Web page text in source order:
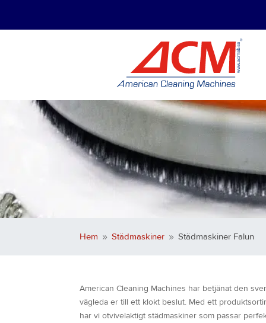
Hem 9 Städmaskiner 9 Städmaskiner Falun
American Cleaning Machines har betjänat den
vägleda er till ett klokt beslut. Med ett
har vi otvivelaktigt städmaskiner som passar